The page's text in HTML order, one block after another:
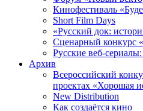
Кинофестиваль
Short Film Days
«Русский док:
Сценарный конкурс
Русские веб-
Архив
Всероссийский
проектах «Хорошая
New Distribution
Как создаётся кино